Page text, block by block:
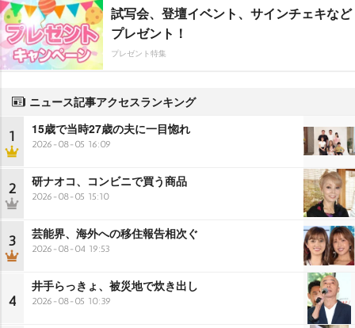
試写会、登壇イベント、サインチェキなど
プレゼント！
プレゼント特集
ニュース記事アクセスランキング
1 15歳で当時27歳の夫に一目惚れ
2026-08-05 16:09
2 研ナオコ、コンビニで買う商品
2026-08-05 15:10
3 芸能界、海外への移住報告相次ぐ
2026-08-04 19:53
4
井手らっきょ、被災地で炊き出し
2026-08-05 10:39